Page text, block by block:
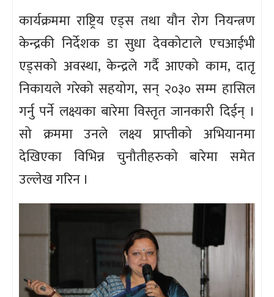
कार्यक्रममा राष्ट्रिय एड्स तथा यौन रोग नियन्त्रण
केन्द्रकी निर्देशक डा सुधा देवकोटाले एचआईभी
एड्सको अवस्था, केन्द्रले गर्दै आएको काम, दातृ
निकायले गरेको सहयोग, सन् २०३० सम्म हासिल
गर्नु पर्ने लक्ष्यका बारेमा विस्तृत जानकारी दिईन् ।
सो क्रममा उनले लक्ष्य प्राप्तीको अभियानमा
देखिएका विभिन्न चुनौतीहरुको बारेमा समेत
उल्लेख गरिन ।